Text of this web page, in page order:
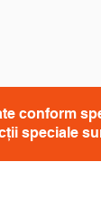
conform
speciale